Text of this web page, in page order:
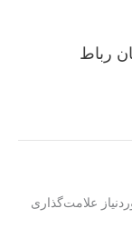
رباط
علامت‌گذاری